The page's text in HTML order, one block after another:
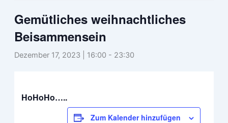
Gemütliches weihnachtliches
Beisammensein
Dezember 17, 2023 | 16:00 - 23:30
HoHoHo…..
Zum Kalender hinzufügen